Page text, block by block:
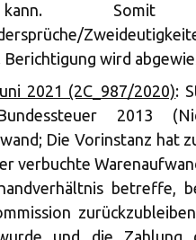
Somit
wird
2021 (2C_987/2020):
2013
Die Vorinstanz hat
verbuchte
betreffe,
und die Zahlung